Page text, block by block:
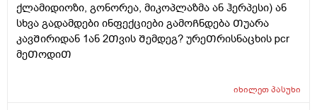
ქლამიდიოზი, გონორეა, მიკოპლაზმა ან ჰერპესი) ან
სხვა გადამდები ინფექციები გამოᲩნდება Თუარა
კავᲨირიდან 1ან 2Თვის Შემდეგ? ურეᲗრისნაცხის pcr
მეᲗოდიᲗ
იხილეთპასუხი